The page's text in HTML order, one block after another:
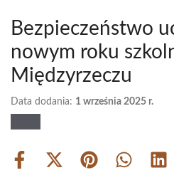
Bezpieczeństwo
nowym roku
Międzyrzeczu
Data dodania: 1 września 2025 r.
Share
Share Share Share